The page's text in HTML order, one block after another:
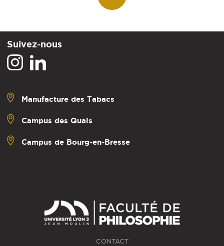
Suivez-nous
Manufacture des Tabacs
Campus des Quais
Campus de Bourg-en-Bresse
CONTACT